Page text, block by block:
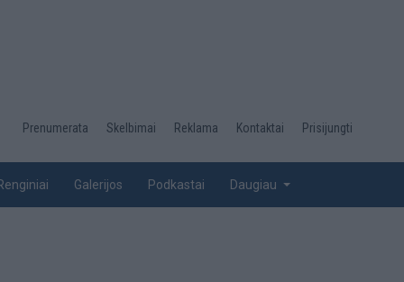
Desktop
top
Prenumerata Skelbimai Reklama Kontaktai Prisijungti
Galerijos Podkastai Daugiau